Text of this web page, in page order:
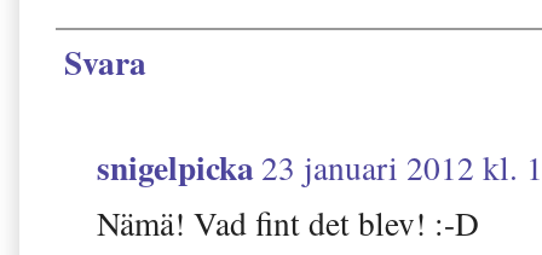
Svara
snigelpicka23 januari 2012 kl.
Nämä! Vad fint det blev! :-D